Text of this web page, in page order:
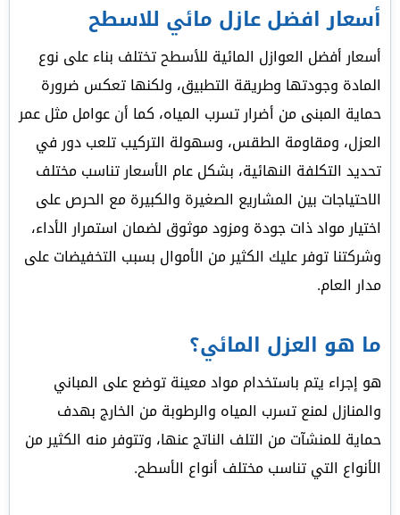
أسعار افضل عازل مائي للاسطح
أسعار أفضل العوازل المائية للأسطح تختلف بناء على نوع
المادة وجودتها وطريقة التطبيق، ولكنها تعكس ضرورة
حماية المبنى من أضرار تسرب المياه، كما أن عوامل مثل عمر
العزل، ومقاومة الطقس، وسهولة التركيب تلعب دور في
تحديد التكلفة النهائية، بشكل عام الأسعار تناسب مختلف
الاحتياجات بين المشاريع الصغيرة والكبيرة مع الحرص على
اختيار مواد ذات جودة ومزود موثوق لضمان استمرار الأداء،
وشركتنا توفر عليك الكثير من الأموال بسبب التخفيضات على
مدار العام.
ما هو العزل المائي؟
هو إجراء يتم باستخدام مواد معينة توضع على المباني
والمنازل لمنع تسرب المياه والرطوبة من الخارج بهدف
حماية للمنشآت من التلف الناتج عنها، وتتوفر منه الكثير من
الأنواع التي تناسب مختلف أنواع الأسطح.